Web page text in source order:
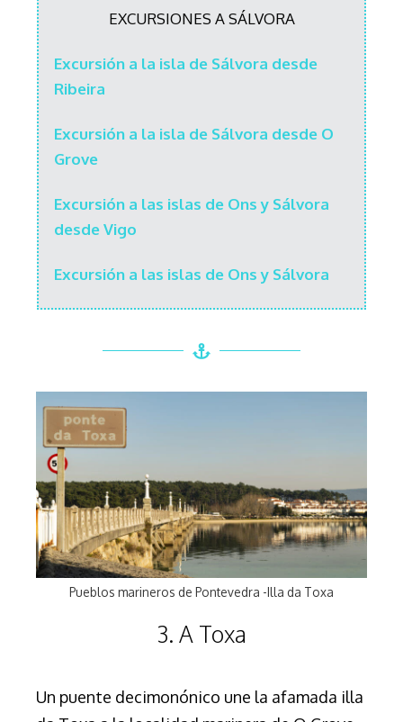
EXCURSIONES A SÁLVORA
Excursión a la isla de Sálvora desde
Ribeira
Excursión a la isla de Sálvora desde O
Grove
Excursión a las islas de Ons y Sálvora
desde Vigo
Excursión a las islas de Ons y Sálvora
Pueblos marineros de Pontevedra -Illa da Toxa
3. A Toxa
Un puente decimonónico une la afamada illa